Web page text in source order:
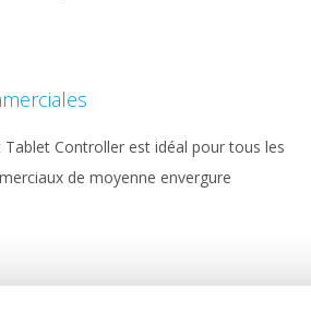
Controller est idéal pour tous les
de moyenne envergure